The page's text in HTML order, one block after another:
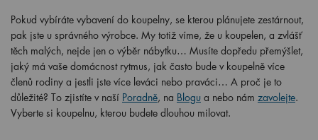
Pokud vybíráte vybavení do koupelny, se kterou plánujete zestárnout,
pak jste u správného výrobce. My totiž víme, že u koupelen, a zvlášť
těch malých, nejde jen o výběr nábytku… Musíte dopředu přemýšlet,
jaký má vaše domácnost rytmus, jak často bude v koupelně více
členů rodiny a jestli jste více leváci nebo praváci… A proč je to
důležité? To zjistíte v naší Poradně, na Blogu a nebo nám zavolejte.
Vyberte si koupelnu, kterou budete dlouhou milovat.